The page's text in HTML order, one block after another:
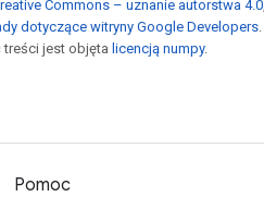
Commons – uznanie autorstwa 4.0
dotyczące witryny Google Developers
jest objęta licencją numpy.
Pomoc